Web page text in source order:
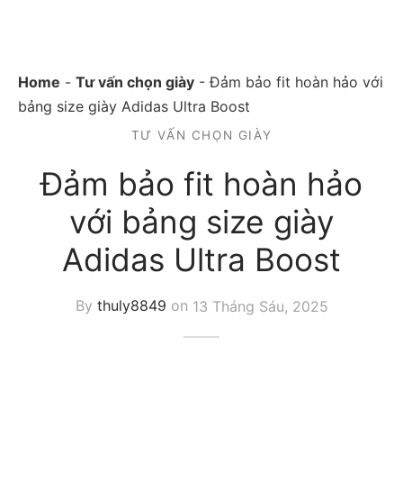
Home - Tư vấn chọn giày -Đảm bảo fit hoàn hảo với
bảng size giày Adidas Ultra Boost
TƯ VẤN CHỌN GIÀY
Đảm bảo fit hoàn hảo
với bảng size giày
Adidas Ultra Boost
By thuly8849 on 13 Tháng Sáu, 2025